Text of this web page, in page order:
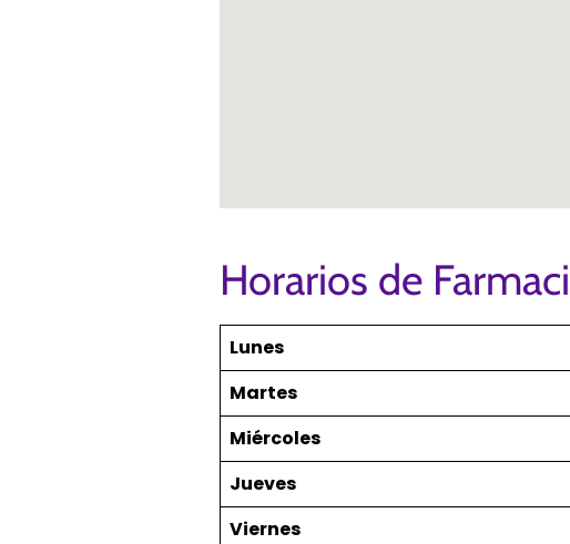
Horarios de
Lunes
Martes
Miércoles
Jueves
Viernes